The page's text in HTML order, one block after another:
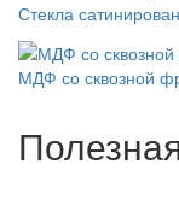
Стекла
МДФ со сквозной